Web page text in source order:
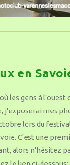
en
les gens à l'ouest
j'exposerai mes
lors du
C'est une
alors n'hésitez
le lien ci-dessous: